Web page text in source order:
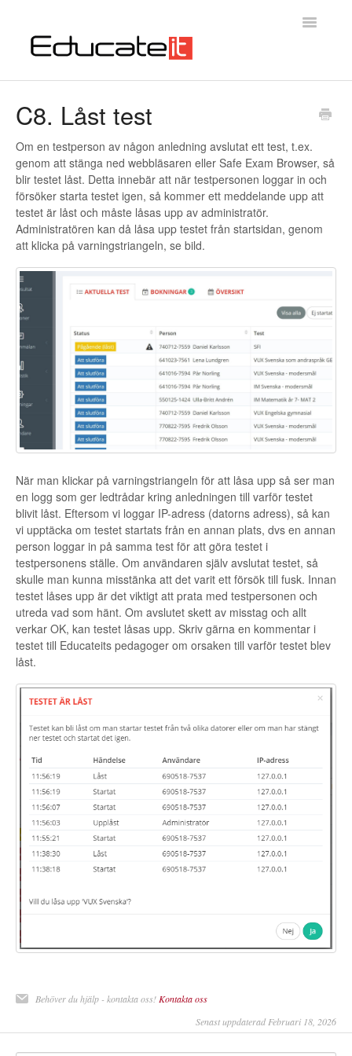
Toggle
Kontakta oss
C8. Låst test
Om en testperson av någon anledning avslutat ett test, t.ex.
genom att stänga ned webbläsaren eller Safe Exam Browser, så
blir testet låst. Detta innebär att när testpersonen loggar in och
försöker starta testet igen, så kommer ett meddelande upp att
testet är låst och måste låsas upp av administratör.
Administratören kan då låsa upp testet från startsidan, genom
att klicka på varningstriangeln, se bild.
När man klickar på varningstriangeln för att låsa upp så ser man
en logg som ger ledtrådar kring anledningen till varför testet
blivit låst. Eftersom vi loggar IP-adress (datorns adress), så kan
vi upptäcka om testet startats från en annan plats, dvs en annan
person loggar in på samma test för att göra testet i
testpersonens ställe. Om användaren själv avslutat testet, så
skulle man kunna misstänka att det varit ett försök till fusk. Innan
testet låses upp är det viktigt att prata med testpersonen och
utreda vad som hänt. Om avslutet skett av misstag och allt
verkar OK, kan testet låsas upp. Skriv gärna en kommentar i
testet till Educateits pedagoger om orsaken till varför testet blev
låst.
Behöver du hjälp - kontakta oss!Kontakta oss
Senast uppdaterad Februari 18, 2026